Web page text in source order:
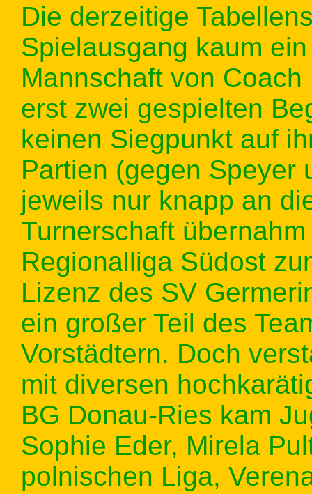
Die derzeitige
Spielausgang kaum
Mannschaft von
erst zwei gespielten
keinen Siegpunkt auf
Partien (gegen Speyer
jeweils nur knapp an
Turnerschaft
Regionalliga Südost
Lizenz des SV
ein großer Teil des
Vorstädtern. Doch
mit diversen
BG Donau-Ries kam
Sophie Eder, Mirela
polnischen Liga,